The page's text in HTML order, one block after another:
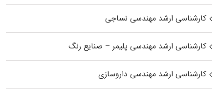
کارشناسی ارشد مهندسی نساجی
کارشناسی ارشد مهندسی پلیمر – صنایع رنگ
کارشناسی ارشد مهندسی داروسازی